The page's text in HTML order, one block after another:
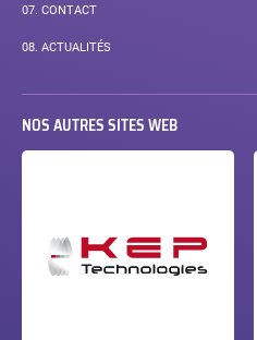
07. CONTACT
08. ACTUALITÉS
NOS AUTRES SITES WEB